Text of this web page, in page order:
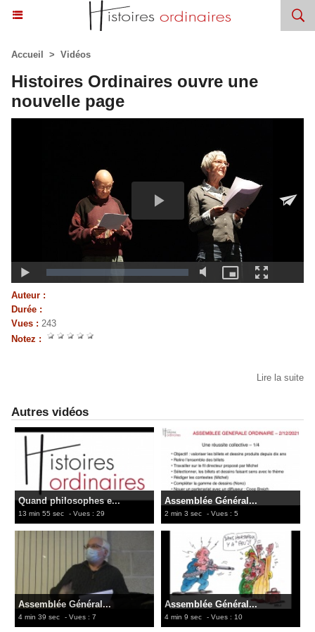
Accueil > Vidéos
Histoires Ordinaires ouvre une
nouvelle page
Auteur :
Durée :
Vues : 243
Notez :
Lire la suite
Autres vidéos
Quand philosophes e...
13 min 55 sec - Vues : 29
Assemblée Général...
2 min 3 sec - Vues : 5
Assemblée Général...
4 min 39 sec - Vues : 7
Assemblée Général...
4 min 9 sec - Vues : 10